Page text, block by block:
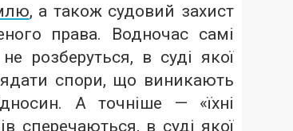
, а також судовий захист
права. Водночас самі
розберуться, в суді якої
спори, що виникають
А точніше — «їхні
сперечаються, в суді якої